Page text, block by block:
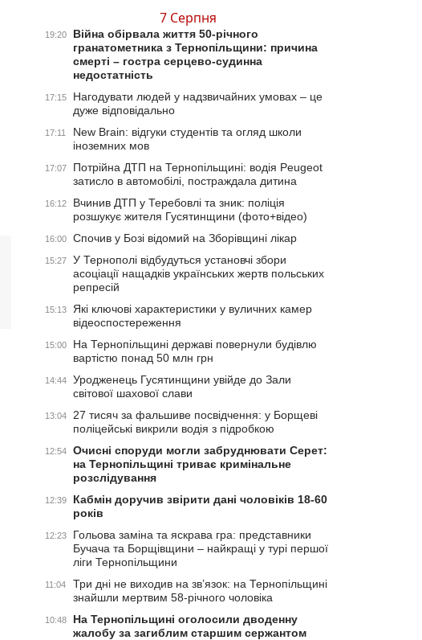
7 Серпня
19:20
Війна обірвала життя 50-річного
гранатометника з Тернопільщини: причина
смерті – гостра серцево-судинна
недостатність
17:15
Нагодувати людей у надзвичайних умовах – це
дуже відповідально
17:11
New Brain: відгуки студентів та огляд школи
іноземних мов
17:07
Потрійна ДТП на Тернопільщині: водія Peugeot
затисло в автомобілі, постраждала дитина
16:12
Вчинив ДТП у Теребовлі та зник: поліція
розшукує жителя Гусятинщини (фото+відео)
16:00 Спочив у Бозі відомий на Зборівщині лікар
15:27
У Тернополі відбудуться установчі збори
асоціації нащадків українських жертв польських
репресій
15:13
Які ключові характеристики у вуличних камер
відеоспостереження
15:00
На Тернопільщині державі повернули будівлю
вартістю понад 50 млн грн
14:44
Уродженець Гусятинщини увійде до Зали
світової шахової слави
13:04
27 тисяч за фальшиве посвідчення: у Борщеві
поліцейські викрили водія з підробкою
12:54
Очисні споруди могли забруднювати Серет:
на Тернопільщині триває кримінальне
розслідування
12:39
Кабмін доручив звірити дані чоловіків 18-60
років
12:23
Гольова заміна та яскрава гра: представники
Бучача та Борщівщини – найкращі у турі першої
ліги Тернопільщини
11:04
Три дні не виходив на зв’язок: на Тернопільщині
знайшли мертвим 58-річного чоловіка
10:48
На Тернопільщині оголосили дводенну
жалобу за загиблим старшим сержантом